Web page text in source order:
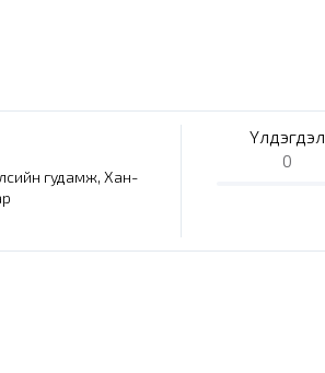
гудамж, Хан-
Үлдэгдэл
0